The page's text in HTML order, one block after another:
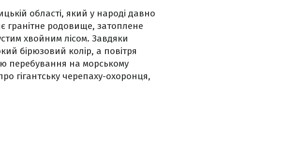
області, який у народі давно
родовище, затоплене
хвойним лісом. Завдяки
бірюзовий колір, а повітря
перебування на морському
гігантську черепаху-охоронця,